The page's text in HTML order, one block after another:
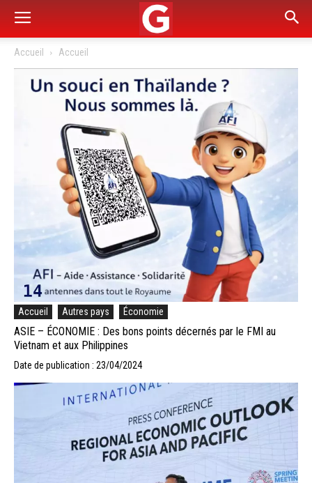
Accueil Accueil
Accueil Autres pays Économie
ASIE – ÉCONOMIE : Des bons points décernés par le FMI au
Vietnam et aux Philippines
Date de publication : 23/04/2024